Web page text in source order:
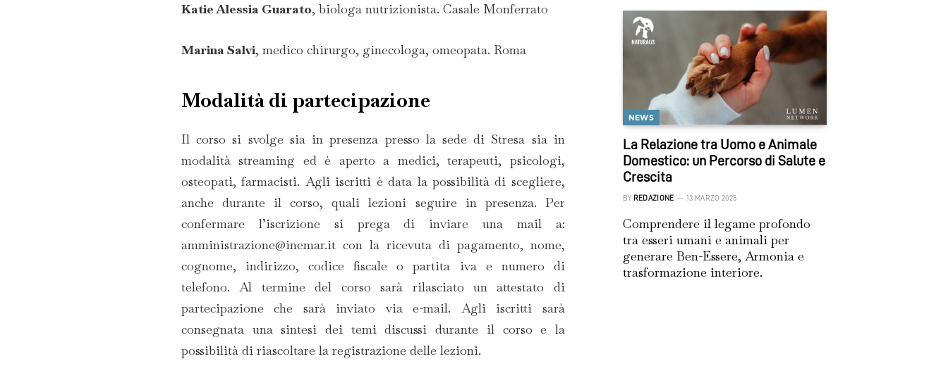
Katie Alessia Guarato, biologa nutrizionista. Casale Monferrato
Marina Salvi, medico chirurgo, ginecologa, omeopata. Roma
Modalità di partecipazione
Il corso si svolge sia in presenza presso la sede di Stresa sia in
modalità streaming ed è aperto a medici, terapeuti, psicologi,
osteopati, farmacisti. Agli iscritti è data la possibilità di scegliere,
anche durante il corso, quali lezioni seguire in presenza. Per
confermare l’iscrizione si prega di inviare una mail a:
amministrazione@inemar.it con la ricevuta di pagamento, nome,
cognome, indirizzo, codice fiscale o partita iva e numero di
telefono. Al termine del corso sarà rilasciato un attestato di
partecipazione che sarà inviato via e-mail. Agli iscritti sarà
consegnata una sintesi dei temi discussi durante il corso e la
possibilità di riascoltare la registrazione delle lezioni.
NEWS
La Relazione tra Uomo e Animale
Domestico: un Percorso di Salute e
Crescita
BY REDAZIONE 13 MARZO 2025
Comprendere il legame profondo
tra esseri umani e animali per
generare Ben-Essere, Armonia e
trasformazione interiore.